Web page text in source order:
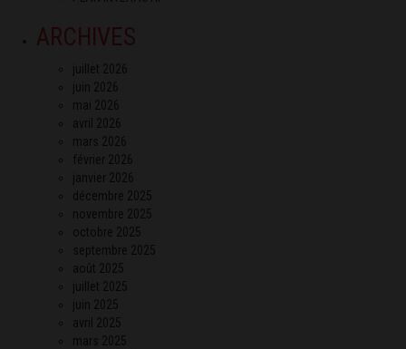
ARCHIVES
juillet 2026
juin 2026
mai 2026
avril 2026
mars 2026
février 2026
janvier 2026
décembre 2025
novembre 2025
octobre 2025
septembre 2025
août 2025
juillet 2025
juin 2025
avril 2025
mars 2025